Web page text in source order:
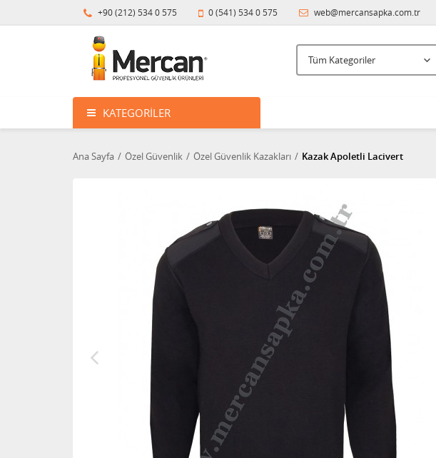
+90 (212) 534 0 575 0 (541) 534 0 575 web@mercansapka.com.tr
KATEGORILER
Ana Sayfa Özel Güvenlik Özel Güvenlik Kazakları Kazak Apoletli Lacivert